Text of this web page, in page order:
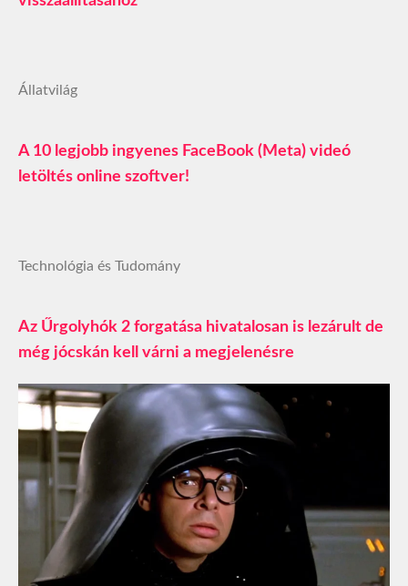
Állatvilág
A 10 legjobb ingyenes FaceBook (Meta) videó
letöltés online szoftver!
Technológia és Tudomány
Az Űrgolyhók 2 forgatása hivatalosan is lezárult de
még jócskán kell várni a megjelenésre